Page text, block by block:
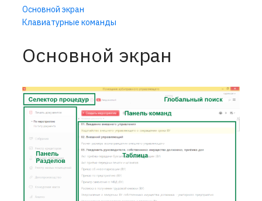
Основной экран
Клавиатурные команды
Основной экран